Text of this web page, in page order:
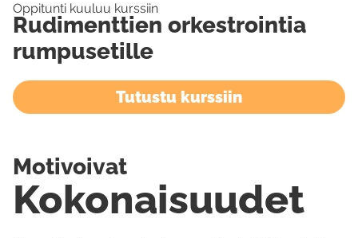
Oppitunti kuuluu kurssiin
Rudimenttien orkestrointia
rumpusetille
Tutustu kurssiin
Kokonaisuudet
Motivoivat